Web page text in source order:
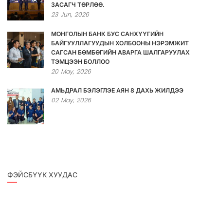
ЗАСАГЧ ТӨРЛӨӨ.
23 Jun, 2026
МОНГОЛЫН БАНК БУС САНХҮҮГИЙН
БАЙГУУЛЛАГУУДЫН ХОЛБООНЫ НЭРЭМЖИТ
САГСАН БӨМБӨГИЙН АВАРГА ШАЛГАРУУЛАХ
ТЭМЦЭЭН БОЛЛОО
20 May, 2026
АМЬДРАЛ БЭЛЭГЛЭЕ АЯН 8 ДАХЬ ЖИЛДЭЭ
02 May, 2026
ФЭЙСБҮҮК ХУУДАС